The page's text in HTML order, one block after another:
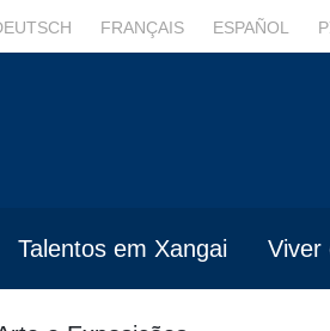
FRANÇAIS ESPAÑOL
Talentos em Xangai Viver